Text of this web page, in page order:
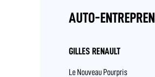
AUTO-
GILLES RENAULT
Le Nouveau Pourpris